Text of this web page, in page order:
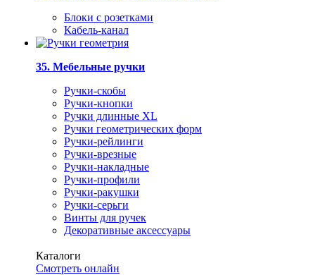
Блоки с розетками
Кабель-канал
35. Мебельные ручки
Ручки-скобы
Ручки-кнопки
Ручки длинные XL
Ручки геометрических форм
Ручки-рейлинги
Ручки-врезные
Ручки-накладные
Ручки-профили
Ручки-ракушки
Ручки-серьги
Винты для ручек
Декоративные аксессуары
Каталоги
Смотреть онлайн